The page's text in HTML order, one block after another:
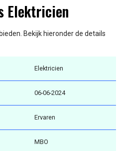
Elektricien
Bekijk hieronder de details
Elektricien
06-06-2024
Ervaren
MBO